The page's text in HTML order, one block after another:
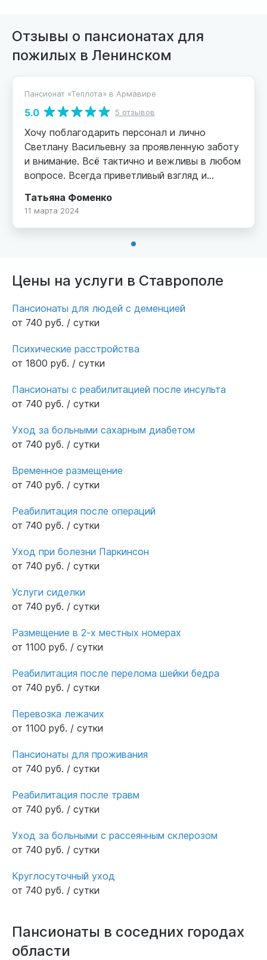
Отзывы о пансионатах для
пожилых в Ленинском
Пансионат «Теплота» в Армавире
5.0 5 отзывов
Хочу поблагодарить персонал и лично
Светлану Васильевну за проявленную заботу
и внимание. Всё тактично и вежливы в любом
вопросе. Всегда приветливый взгляд и
помогает осознать, что в своей проблеме я
не одна. Папу пришлось поместить в
ходить. Через три месяца, мне выслали фото
лестнице практическим сам. Характер у папы
не простой. Не возможно уговорить , но не
смотря на это, девочки нашли подход и
общий язык. Желаю вам сил и здоровья
С уважением Фоменко Татьяна.
Татьяна Фоменко
11 марта 2024
Цены на услуги в Ставрополе
Пансионаты для людей с деменцией
от 740 руб. / сутки
Психические расстройства
от 1800 руб. / сутки
Пансионаты с реабилитацией после инсульта
от 740 руб. / сутки
Уход за больными сахарным диабетом
от 740 руб. / сутки
Временное размещение
от 740 руб. / сутки
Реабилитация после операций
от 740 руб. / сутки
Уход при болезни Паркинсон
от 740 руб. / сутки
Услуги сиделки
от 740 руб. / сутки
Размещение в 2-х местных номерах
от 1100 руб. / сутки
Реабилитация после перелома шейки бедра
от 740 руб. / сутки
Перевозка лежачих
от 1100 руб. / сутки
Пансионаты для проживания
от 740 руб. / сутки
Реабилитация после травм
от 740 руб. / сутки
Уход за больными с рассеянным склерозом
от 740 руб. / сутки
Круглосуточный уход
от 740 руб. / сутки
Пансионаты в соседних городах
области